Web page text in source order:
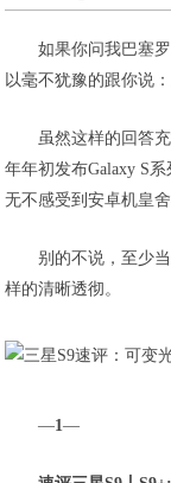
如果你问我巴塞
以毫不犹豫的跟你说：
虽然这样的回答
年年初发布Galaxy S
无不感受到安卓机皇
别的不说，至少
样的清晰透彻。
—1—